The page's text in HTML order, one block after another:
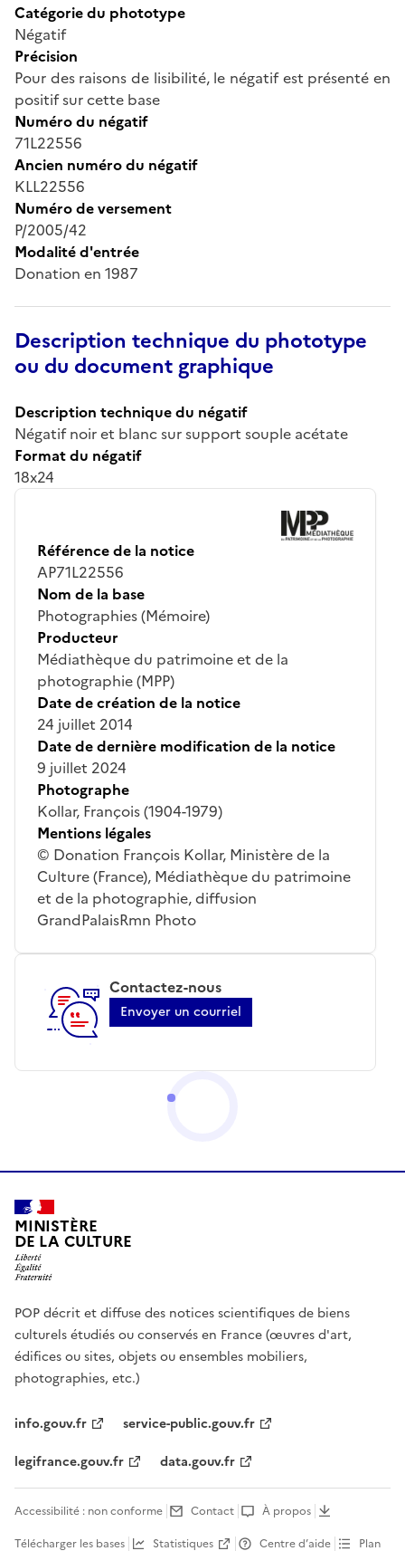
Catégorie du phototype
Négatif
Précision
Pour des raisons de lisibilité, le négatif est présenté en
positif sur cette base
Numéro du négatif
71L22556
Ancien numéro du négatif
KLL22556
Numéro de versement
P/2005/42
Modalité d'entrée
Donation en 1987
Description technique du phototype
ou du document graphique
Description technique du négatif
Négatif noir et blanc sur support souple acétate
Format du négatif
18x24
Référence de la notice
AP71L22556
Nom de la base
Photographies (Mémoire)
Producteur
Médiathèque du patrimoine et de la
photographie (MPP)
Date de création de la notice
24 juillet 2014
Date de dernière modification de la notice
9 juillet 2024
Photographe
Kollar, François (1904-1979)
Mentions légales
© Donation François Kollar, Ministère de la
Culture (France), Médiathèque du patrimoine
et de la photographie, diffusion
GrandPalaisRmn Photo
Contactez-nous
Envoyer un courriel
MINISTÈRE
DE LA CULTURE
POP décrit et diffuse des notices scientifiques de biens
culturels étudiés ou conservés en France (œuvres d'art,
édifices ou sites, objets ou ensembles mobiliers,
photographies, etc.)
info.gouv.fr
service-public.gouv.fr
legifrance.gouv.fr
data.gouv.fr
Accessibilité : non conforme Contact
À propos
Télécharger les bases
Statistiques Centre d’aide Plan